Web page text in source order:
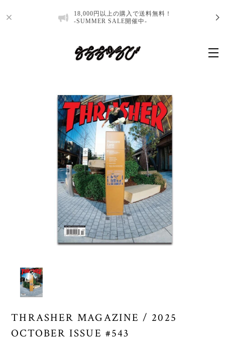
18,000円以上の購入で送料無料！
-SUMMER SALE開催中-
THRASHER MAGAZINE / 2025
OCTOBER ISSUE #543